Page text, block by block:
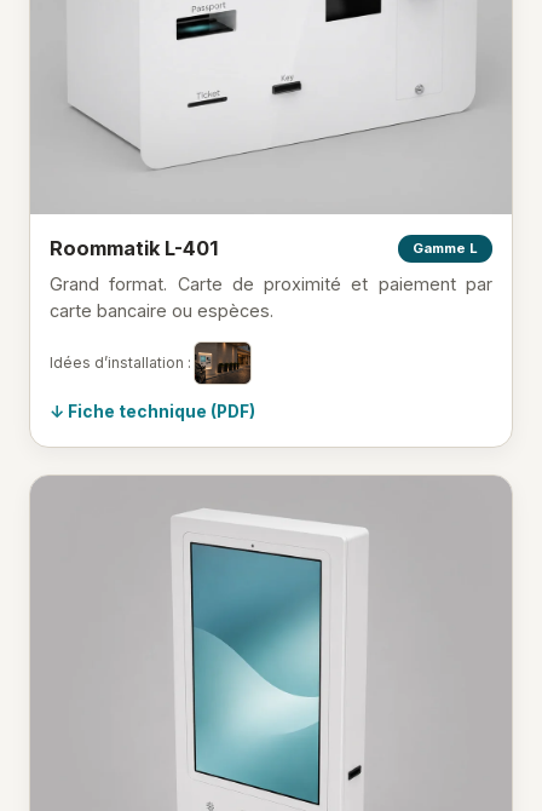
Roommatik L-401 Gamme L
Grand format. Carte de proximité et paiement par
carte bancaire ou espèces.
Idées d’installation :
Fiche technique (PDF)